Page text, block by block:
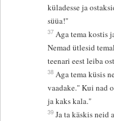
küladesse ja
süüa!"
37 Aga tema kostis
Nemad ütlesid
teenari eest leiba
38 Aga tema küsis
vaadake." Kui nad
ja kaks kala."
39 Ja ta käskis neid